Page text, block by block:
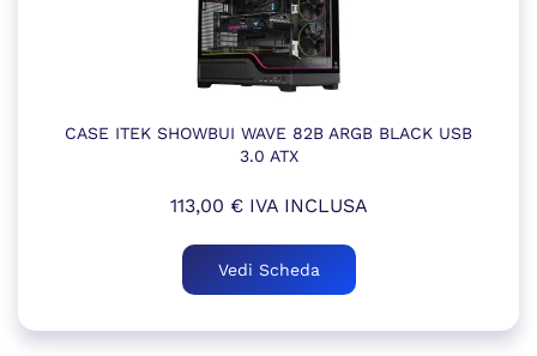
CASE ITEK SHOWBUI WAVE 82B ARGB BLACK USB
3.0 ATX
113,00 €IVA INCLUSA
Vedi Scheda